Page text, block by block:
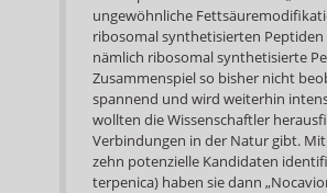
ungewöhnliche
ribosomal synthetisierten
nämlich ribosomal synthetisierte
Zusammenspiel so bisher nicht
spannend und wird weiterhin
wollten die Wissenschaftler
Verbindungen in der Natur gibt.
zehn potenzielle Kandidaten
terpenica) haben sie dann